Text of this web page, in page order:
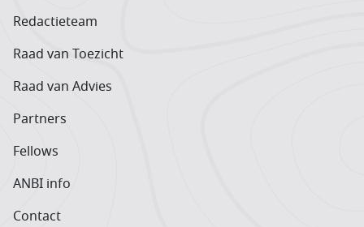
Redactieteam
Raad van Toezicht
Raad van Advies
Partners
Fellows
ANBI info
Contact